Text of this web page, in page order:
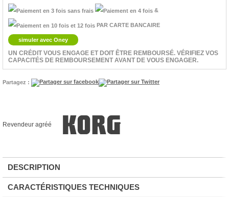
&
PAR CARTE BANCAIRE
simuler avec Oney
UN CRÉDIT VOUS ENGAGE ET DOIT ÊTRE REMBOURSÉ. VÉRIFIEZ VOS
CAPACITÉS DE REMBOURSEMENT AVANT DE VOUS ENGAGER.
Partagez :
Revendeur agréé
DESCRIPTION
CARACTÉRISTIQUES TECHNIQUES